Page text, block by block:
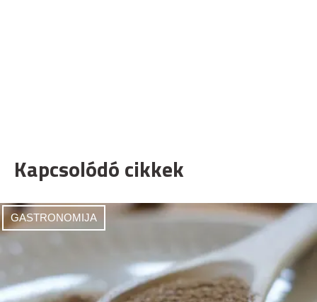
Kapcsolódó cikkek
GASTRONOMIJA